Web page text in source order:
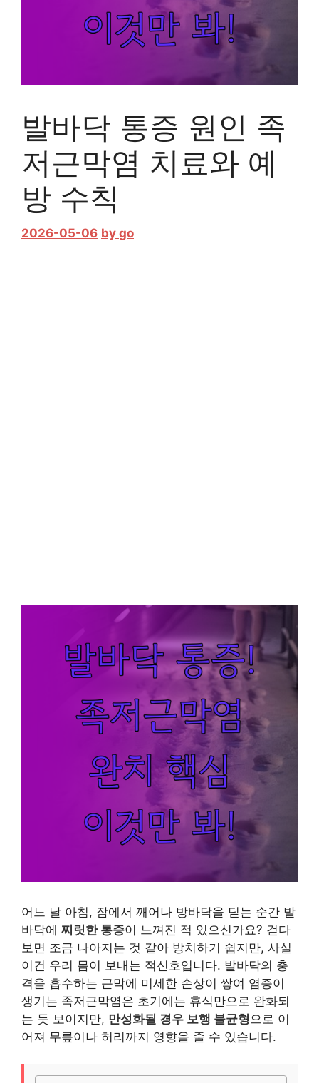
발바닥 통증 원인 족
저근막염 치료와 예
방 수칙
2026-05-06 by go
어느 날 아침, 잠에서 깨어나 방바닥을 딛는 순간 발
바닥에 찌릿한 통증이 느껴진 적 있으신가요? 걷다
보면 조금 나아지는 것 같아 방치하기 쉽지만, 사실
이건 우리 몸이 보내는 적신호입니다. 발바닥의 충
격을 흡수하는 근막에 미세한 손상이 쌓여 염증이
생기는 족저근막염은 초기에는 휴식만으로 완화되
는 듯 보이지만, 만성화될 경우 보행 불균형으로 이
어져 무릎이나 허리까지 영향을 줄 수 있습니다.